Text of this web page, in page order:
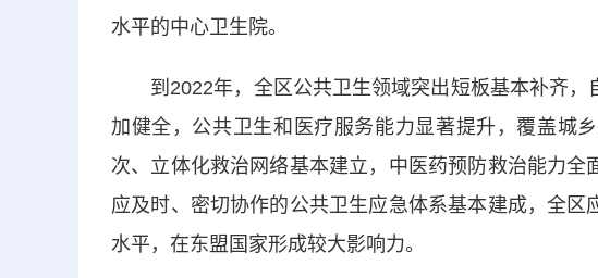
水平的中心卫生院。
到2022年，全区公共卫生领域突出短板基本补齐，
加健全，公共卫生和医疗服务能力显著提升，覆盖城
次、立体化救治网络基本建立，中医药预防救治能力
应及时、密切协作的公共卫生应急体系基本建成，全
水平，在东盟国家形成较大影响力。